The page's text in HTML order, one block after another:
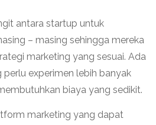
antara startup untuk
– masing sehingga mereka
marketing yang sesuai. Ada
experimen lebih banyak
biaya yang sedikit.
marketing yang dapat